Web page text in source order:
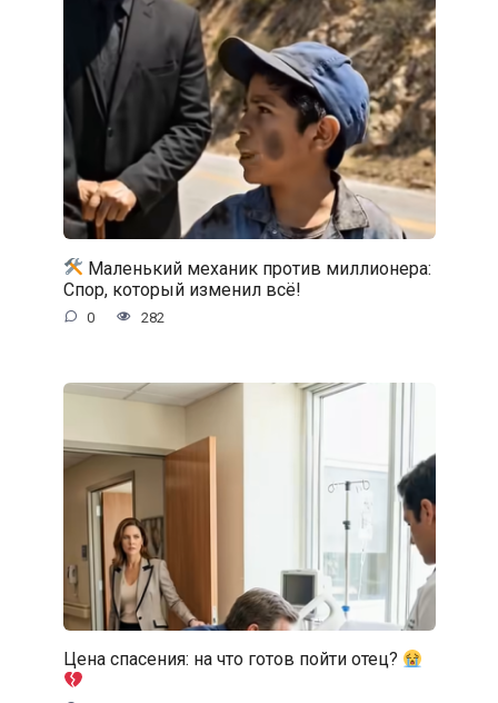
Маленький механик против миллионера:
Спор, который изменил всё!
0 282
Цена спасения: на что готов пойти отец?